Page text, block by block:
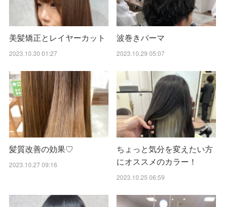
美髪矯正とレイヤーカット
2023.10.30 01:27
波巻きパーマ
2023.10.29 05:07
髪質改善の効果♡
2023.10.27 09:16
ちょっと気分を変えたい方
にオススメのカラー！
2023.10.25 06:59